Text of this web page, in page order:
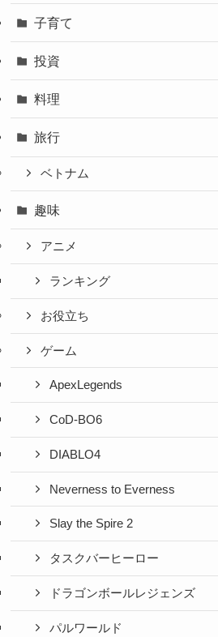
子育て
投資
料理
旅行
ベトナム
趣味
アニメ
ランキング
お役立ち
ゲーム
ApexLegends
CoD-BO6
DIABLO4
Neverness to Everness
Slay the Spire 2
タスクバーヒーロー
ドラゴンボールレジェンズ
パルワールド